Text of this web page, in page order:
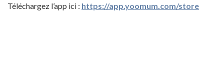
Téléchargez l’app ici : https://app.yoomum.com/store